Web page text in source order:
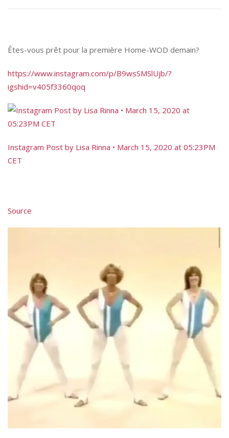
Êtes-vous prêt pour la première Home-WOD demain?
https://www.instagram.com/p/B9wsSMSlUjb/?
igshid=v405f3360qoq
Instagram Post by Lisa Rinna • March 15, 2020 at 05:23PM
CET
Source